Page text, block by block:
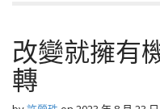
改變就擁有
轉